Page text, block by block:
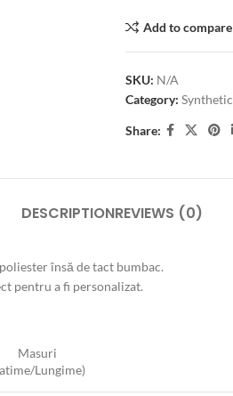
Add to compare
SKU: N/A
Category: Synthetic
Share:
DESCRIPTIONREVIEWS (0)
însă de tact bumbac.
pentru a fi personalizat.
Masuri
Lungime)